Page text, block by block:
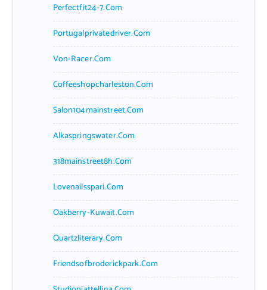
Perfectfit24-7.com
Portugalprivatedriver.com
Von-Racer.com
Coffeeshopcharleston.com
Salon104mainstreet.com
Alkaspringswater.com
318mainstreet8h.com
Lovenailsspari.com
Oakberry-Kuwait.com
Quartzliterary.com
Friendsofbroderickpark.com